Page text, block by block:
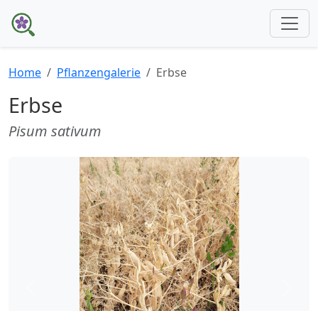
Home Pflanzengalerie Erbse
Erbse
Pisum sativum